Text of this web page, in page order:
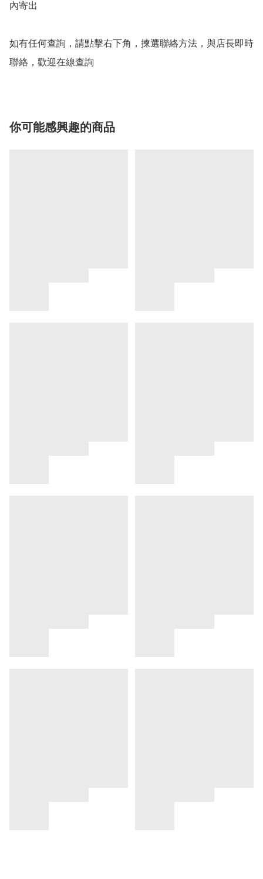
內寄出
如有任何查詢，請點擊右下角，揀選聯絡方法，與店長即時
聯絡，歡迎在線查詢
你可能感興趣的商品